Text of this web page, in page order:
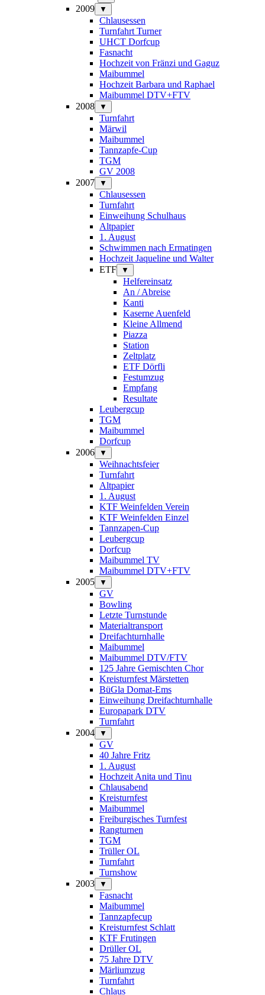
2009 ▼
Chlausessen
Turnfahrt Turner
UHCT Dorfcup
Fasnacht
Hochzeit von Fränzi und Gaguz
Maibummel
Hochzeit Barbara und Raphael
Maibummel DTV+FTV
2008
▼
Turnfahrt
Märwil
Maibummel
Tannzapfe-Cup
TGM
GV 2008
2007
▼
Chlausessen
Turnfahrt
Einweihung Schulhaus
Altpapier
1. August
Schwimmen nach Ermatingen
Hochzeit Jaqueline und Walter
ETF
▼
Helfereinsatz
An / Abreise
Kanti
Kaserne Auenfeld
Kleine Allmend
Piazza
Station
Zeltplatz
ETF Dörfli
Festumzug
Empfang
Resultate
Leubergcup
TGM
Maibummel
Dorfcup
2006
▼
Weihnachtsfeier
Turnfahrt
Altpapier
1. August
KTF Weinfelden Verein
KTF Weinfelden Einzel
Tannzapen-Cup
Leubergcup
Dorfcup
Maibummel TV
Maibummel DTV+FTV
2005
▼
GV
Bowling
Letzte Turnstunde
Materialtransport
Dreifachturnhalle
Maibummel
Maibummel DTV/FTV
125 Jahre Gemischten Chor
Kreisturnfest Märstetten
BüGla Domat-Ems
Einweihung Dreifachturnhalle
Europapark DTV
Turnfahrt
2004
▼
GV
40 Jahre Fritz
1. August
Hochzeit Anita und Tinu
Chlausabend
Kreisturnfest
Maibummel
Freiburgisches Turnfest
Rangturnen
TGM
Trüller OL
Turnfahrt
Turnshow
2003
▼
Fasnacht
Maibummel
Tannzapfecup
Kreisturnfest Schlatt
KTF Frutingen
Drüller OL
75 Jahre DTV
Märliumzug
Turnfahrt
Chlaus